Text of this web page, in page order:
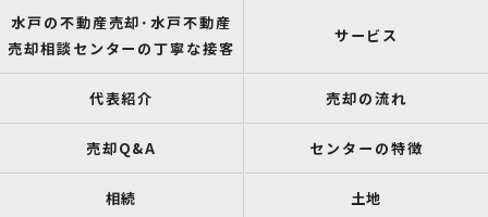
水戸の不動産売却･水戸不動産
売却相談センターの丁寧な接客
サービス
代表紹介 売却の流れ
売却Q&A センターの特徴
相続 土地